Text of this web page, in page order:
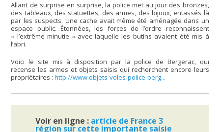
Allant de surprise en surprise, la police met au jour des bronzes,
des tableaux, des statuettes, des armes, des bijoux, entassés là
par les suspects. Une cache avait même été aménagée dans un
espace public. Étonnées, les forces de l’ordre reconnaissent
« l’extrême minutie » avec laquelle les butins avaient été mis à
l’abri.
Voici le site mis à disposition par la police de Bergerac, qui
recense les armes et objets saisis qui recherchent encore leurs
propriétaires :http://www.objets-voles-police-berg...
Voir en ligne : article de France 3
région sur cette importante saisie